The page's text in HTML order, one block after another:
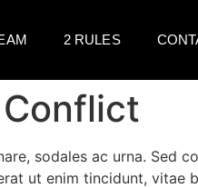
2 RULES
sodales ac urna. Sed
ut enim tincidunt, vitae